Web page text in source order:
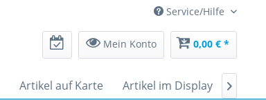
Service/Hilfe
Mein Konto 0,00 € *
Artikel auf Karte Artikel im Display 